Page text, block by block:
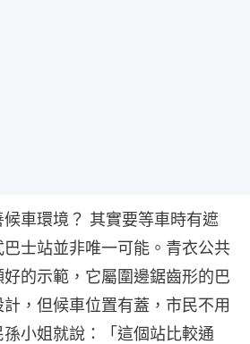
車環境？ 其實要等車時有遮
士站並非唯一可能。青衣公共
的示範，它屬圍邊鋸齒形的巴
，但候車位置有蓋，市民不用
小姐就說：「這個站比較通